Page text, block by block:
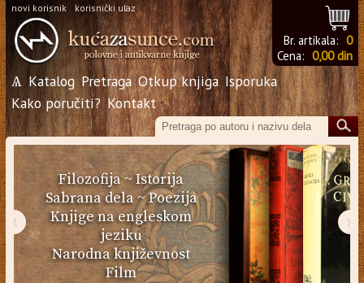
novi korisnik korisnički ulaz
Br. artikala: 0
Cena: 0,00 din
Ѧ Katalog Pretraga Otkup knjiga Isporuka
Kako poručiti? Kontakt
Filozofija~Istorija
Sabrana dela~Poezija
Knjige na engleskom
jeziku
Narodna književnost
Film
‹ ›